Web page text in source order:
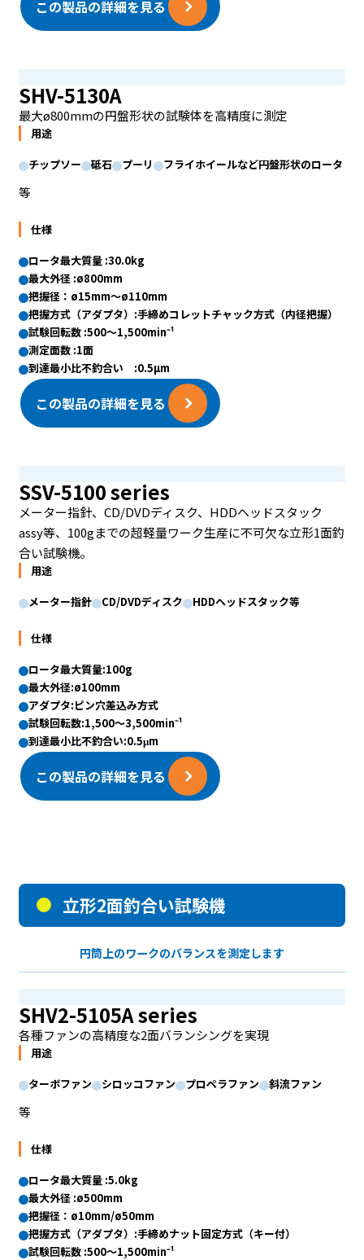
この製品の詳細を見る
SHV-5130A
最大ø800mmの円盤形状の試験体を高精度に測定
用途
チップソー
砥石 プーリ フライホイールなど円盤形状のロータ
等
仕様
ロータ最大質量 :30.0kg
最大外径 :ø800mm
把握径：ø15mm〜ø110mm
把握方式（アダプタ）:手締めコレットチャック方式（内径把握）
試験回転数 :500〜1,500min⁻¹
測定面数 :1面
到達最小比不釣合い :0.5µm
この製品の詳細を見る
SSV-5100 series
メーター指針、CD/DVDディスク、HDDヘッドスタック
assy等、100gまでの超軽量ワーク生産に不可欠な立形1面釣
合い試験機。
用途
メーター指針
CD/DVDディスク HDDヘッドスタック等
仕様
ロータ最大質量:100g
最大外径:ø100mm
アダプタ:ピン穴差込み方式
試験回転数:1,500〜3,500min⁻¹
到達最小比不釣合い:0.5μm
この製品の詳細を見る
立形2面釣合い試験機
円筒上のワークのバランスを測定します
SHV2-5105A series
各種ファンの高精度な2面バランシングを実現
用途
ターボファン
シロッコファン プロペラファン 斜流ファン
等
仕様
ロータ最大質量 :5.0kg
最大外径 :ø500mm
把握径：ø10mm/ø50mm
把握方式（アダプタ）:手締めナット固定方式（キー付）
試験回転数 :500〜1,500min⁻¹